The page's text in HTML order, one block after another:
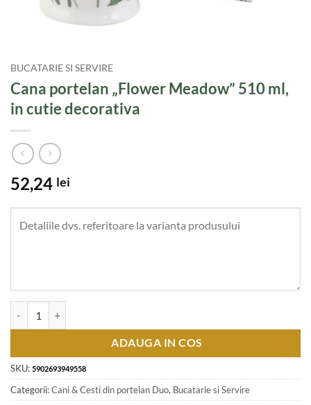
BUCATARIE SI SERVIRE
Cana portelan „Flower Meadow” 510 ml,
in cutie decorativa
52,24 lei
ADAUGA IN COS
SKU: 5902693949558
Categorii:Cani & Cesti din portelan Duo, Bucatarie si Servire